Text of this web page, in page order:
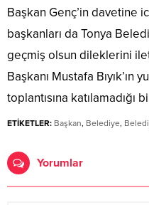
Başkan Genç’in davetine
başkanları da Tonya
geçmiş olsun dileklerini
Başkanı Mustafa Bıyık’ın
toplantısına katılamadığı
ETİKETLER: Başkan, Belediye,
Yorumlar